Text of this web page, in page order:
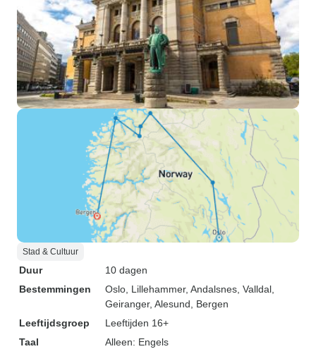
Stad & Cultuur
Duur
10 dagen
Bestemmingen
Oslo , Lillehammer, Andalsnes , Valldal
Geiranger, Alesund , Bergen
Leeftijdsgroep
Leeftijden 16+
Taal
Alleen: Engels